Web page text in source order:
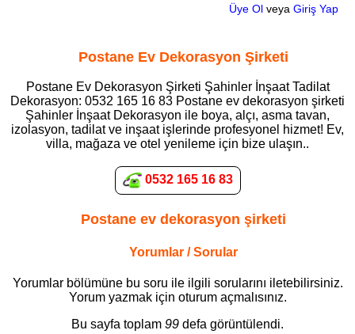
Üye Ol veya Giriş Yap
Postane Ev Dekorasyon Şirketi
Postane Ev Dekorasyon Şirketi Şahinler İnşaat Tadilat
Dekorasyon: 0532 165 16 83 Postane ev dekorasyon şirketi
Şahinler İnşaat Dekorasyon ile boya, alçı, asma tavan,
izolasyon, tadilat ve inşaat işlerinde profesyonel hizmet! Ev,
villa, mağaza ve otel yenileme için bize ulaşın..
0532 165 16 83
Postane ev dekorasyon şirketi
Yorumlar / Sorular
Yorumlar bölümüne bu soru ile ilgili sorularını iletebilirsiniz.
Yorum yazmak için oturum açmalısınız.
Bu sayfa toplam 99 defa görüntülendi.